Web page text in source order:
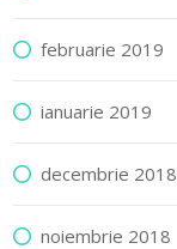
februarie 2019
ianuarie 2019
decembrie 2018
noiembrie 2018